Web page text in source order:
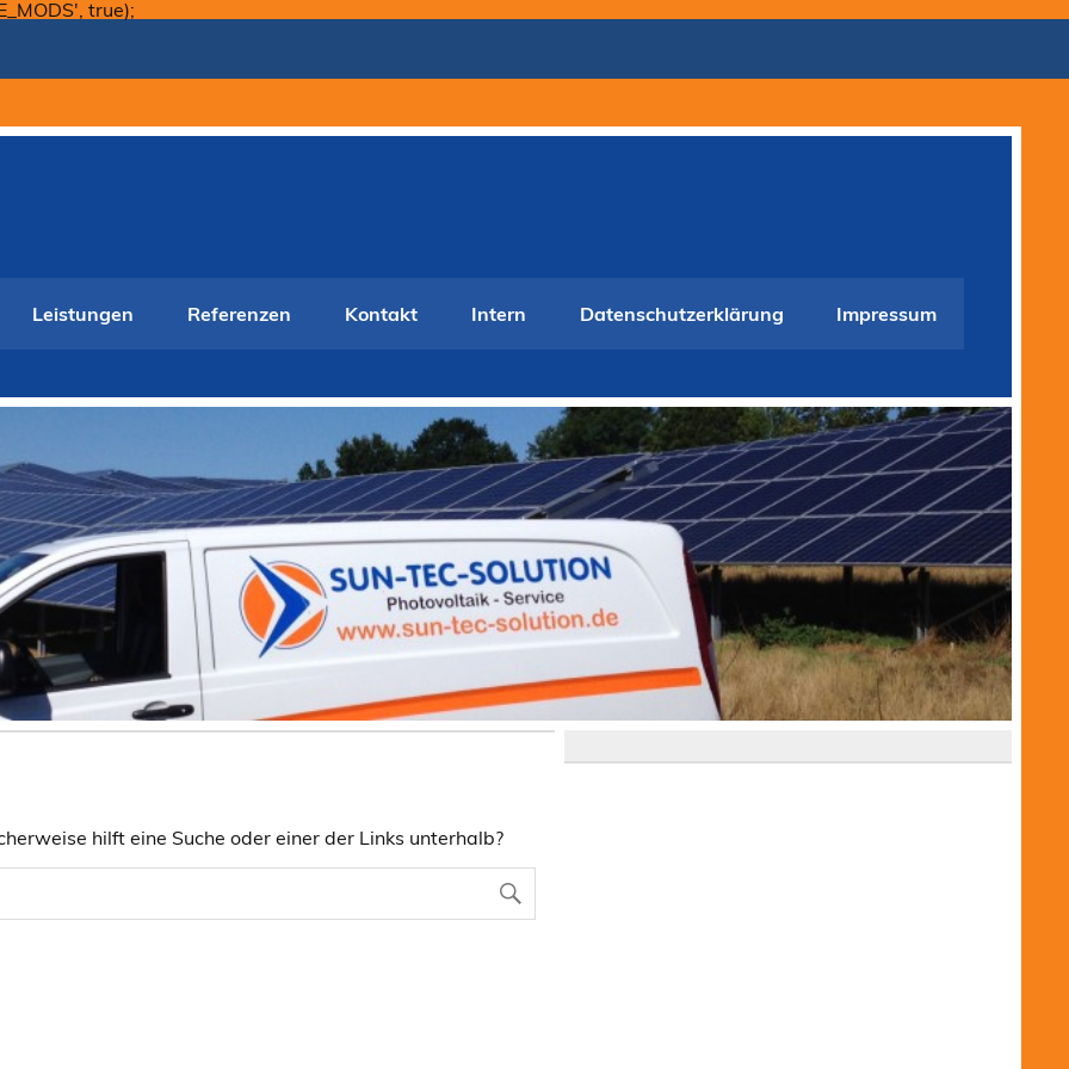
true);
Leistungen Referenzen Kontakt Intern Datenschutzerklärung Impressum
hilft eine Suche oder einer der Links unterhalb?